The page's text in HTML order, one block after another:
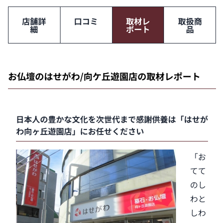
店舗詳
細
口コミ 取材レ
ポート
取扱商
品
お仏壇のはせがわ/向ケ丘遊園店の取材レポート
日本人の豊かな文化を次世代まで感謝供養は「はせが
わ向ヶ丘遊園店」にお任せください
「お
てて
のし
わと
しわ